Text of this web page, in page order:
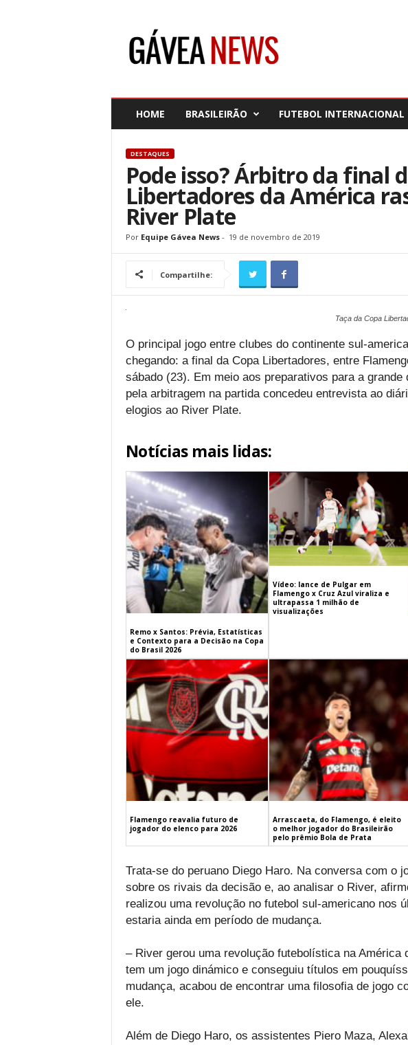
HOME BRASILEIRÃO FUTEBOL INTERNACIONAL
DESTAQUES
Pode isso? Árbitro da final
Libertadores da América
River Plate
Por Equipe Gávea News- 19 de novembro de 2019
Compartilhe:
Taça da Copa
O principal jogo entre clubes do continente sul-
chegando: a final da Copa Libertadores, entre
sábado (23). Em meio aos preparativos para a
pela arbitragem na partida concedeu entrevista ao
elogios ao River Plate.
Notícias mais lidas:
Remo x Santos: Prévia, Estatísticas
e Contexto para a Decisão na Copa
do Brasil 2026
Vídeo: lance de Pulgar em
Flamengo x Cruz Azul viraliza e
ultrapassa 1 milhão de
visualizações
Flamengo reavalia futuro de
jogador do elenco para 2026
Arrascaeta, do Flamengo, é eleito
o melhor jogador do Brasileirão
pelo prêmio Bola de Prata
Trata-se do peruano Diego Haro. Na conversa com o
sobre os rivais da decisão e, ao analisar o River,
realizou uma revolução no futebol sul-americano nos
estaria ainda em período de mudança.
– River gerou uma revolução futebolística na América
tem um jogo dinámico e conseguiu títulos em
mudança, acabou de encontrar uma filosofia de jogo
ele.
Além de Diego Haro, os assistentes Piero Maza,